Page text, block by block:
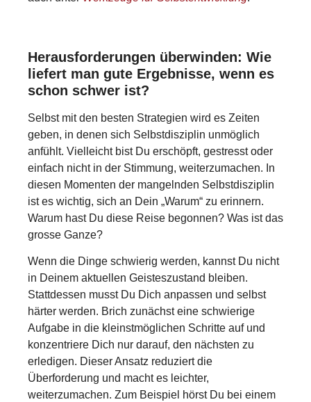
Herausforderungen überwinden: Wie
liefert man gute Ergebnisse, wenn es
schon schwer ist?
Selbst mit den besten Strategien wird es Zeiten
geben, in denen sich Selbstdisziplin unmöglich
anfühlt. Vielleicht bist Du erschöpft, gestresst oder
einfach nicht in der Stimmung, weiterzumachen. In
diesen Momenten der mangelnden Selbstdisziplin
ist es wichtig, sich an Dein „Warum“ zu erinnern.
Warum hast Du diese Reise begonnen? Was ist das
grosse Ganze?
Wenn die Dinge schwierig werden, kannst Du nicht
in Deinem aktuellen Geisteszustand bleiben.
Stattdessen musst Du Dich anpassen und selbst
härter werden. Brich zunächst eine schwierige
Aufgabe in die kleinstmöglichen Schritte auf und
konzentriere Dich nur darauf, den nächsten zu
erledigen. Dieser Ansatz reduziert die
Überforderung und macht es leichter,
weiterzumachen. Zum Beispiel hörst Du bei einem